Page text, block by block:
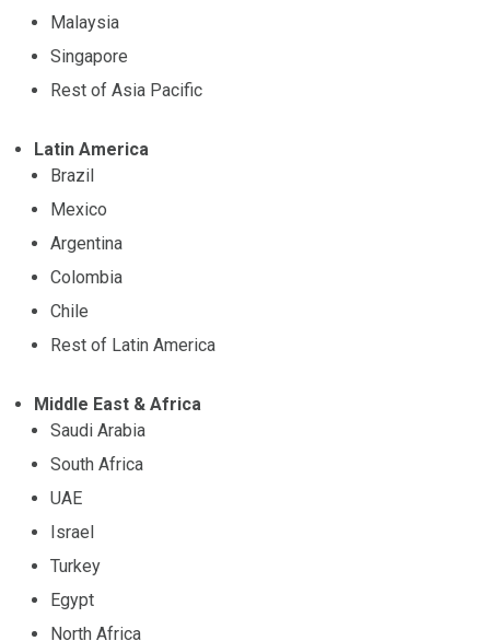
Malaysia
Singapore
Rest of Asia Pacific
Latin America
Brazil
Mexico
Argentina
Colombia
Chile
Rest of Latin America
Middle East & Africa
Saudi Arabia
South Africa
UAE
Israel
Turkey
Egypt
North Africa